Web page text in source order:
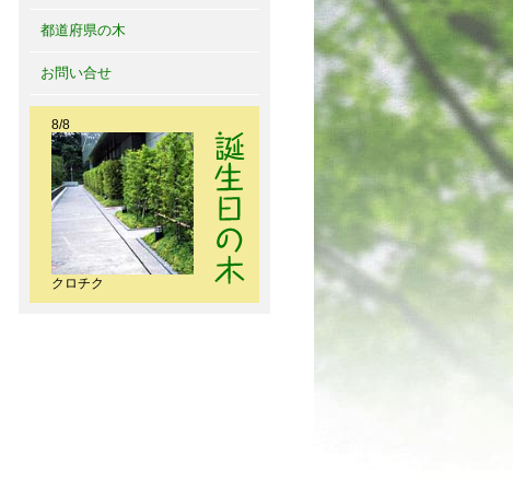
都道府県の木
お問い合せ
8/8
クロチク